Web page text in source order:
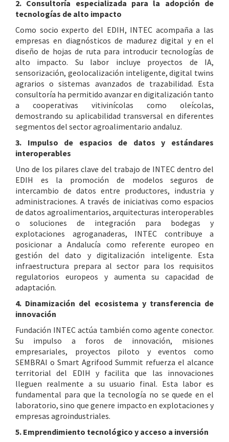
2. Consultoría especializada para la adopción de
tecnologías de alto impacto
Como socio experto del EDIH, INTEC acompaña a las
empresas en diagnósticos de madurez digital y en el
diseño de hojas de ruta para introducir tecnologías de
alto impacto. Su labor incluye proyectos de IA,
sensorización, geolocalización inteligente, digital twins
agrarios o sistemas avanzados de trazabilidad. Esta
consultoría ha permitido avanzar en digitalización tanto
a cooperativas vitivinícolas como oleícolas,
demostrando su aplicabilidad transversal en diferentes
segmentos del sector agroalimentario andaluz.
3. Impulso de espacios de datos y estándares
interoperables
Uno de los pilares clave del trabajo de INTEC dentro del
EDIH es la promoción de modelos seguros de
intercambio de datos entre productores, industria y
administraciones. A través de iniciativas como espacios
de datos agroalimentarios, arquitecturas interoperables
o soluciones de integración para bodegas y
explotaciones agroganaderas, INTEC contribuye a
posicionar a Andalucía como referente europeo en
gestión del dato y digitalización inteligente. Esta
infraestructura prepara al sector para los requisitos
regulatorios europeos y aumenta su capacidad de
adaptación.
4. Dinamización del ecosistema y transferencia de
innovación
Fundación INTEC actúa también como agente conector.
Su impulso a foros de innovación, misiones
empresariales, proyectos piloto y eventos como
SEMBRAI o Smart Agrifood Summit refuerza el alcance
territorial del EDIH y facilita que las innovaciones
lleguen realmente a su usuario final. Esta labor es
fundamental para que la tecnología no se quede en el
laboratorio, sino que genere impacto en explotaciones y
empresas agroindustriales.
5. Emprendimiento tecnológico y acceso a inversión